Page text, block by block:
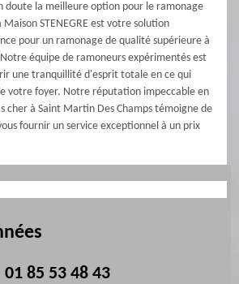
doute la meilleure option pour le ramonage
STENEGRE est votre solution
pour un ramonage de qualité supérieure à
équipe de ramoneurs expérimentés est
une tranquillité d'esprit totale en ce qui
votre foyer. Notre réputation impeccable en
cher à Saint Martin Des Champs témoigne de
fournir un service exceptionnel à un prix
01 85 53 48 43